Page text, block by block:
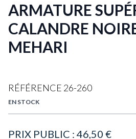
ARMATURE
CALANDRE
MEHARI
RÉFÉRENCE 26-260
EN STOCK
PRIX PUBLIC : 46,50 €